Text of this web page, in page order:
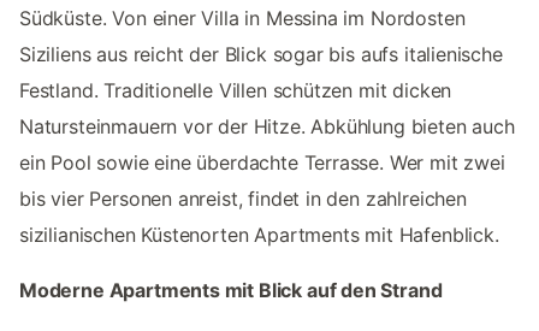
Südküste. Von einer Villa in Messina im Nordosten
Siziliens aus reicht der Blick sogar bis aufs italienische
Festland. Traditionelle Villen schützen mit dicken
Natursteinmauern vor der Hitze. Abkühlung bieten auch
ein Pool sowie eine überdachte Terrasse. Wer mit zwei
bis vier Personen anreist, findet in den zahlreichen
sizilianischen Küstenorten Apartments mit Hafenblick.
Moderne Apartments mit Blick auf den Strand